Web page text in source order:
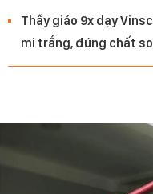
Thầy giáo 9x dạy
mi trắng, đúng chất